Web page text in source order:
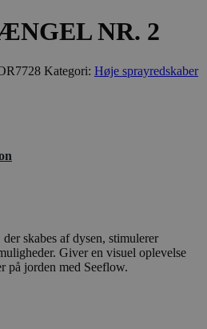
NR. 2
Kategori: Høje sprayredskaber
skabes af dysen, stimulerer
Giver en visuel oplevelse
på jorden med Seeflow.